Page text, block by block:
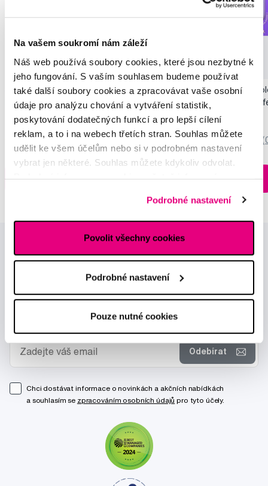
Na vašem soukromí nám záleží
Náš web používá soubory cookies, které jsou nezbytné k
jeho fungování. S vaším souhlasem budeme používat
také další soubory cookies a zpracovávat vaše osobní
údaje pro analýzu chování a vytváření statistik,
poskytování dodatečných funkcí a pro lepší cílení
reklam, a to i na webech třetích stran. Souhlas můžete
udělit ke všem účelům nebo si v podrobném nastavení
vybrat jen některé. Souhlas můžete kdykoliv odvolat.
Podrobné nastavení
Povolit všechny cookies
Podrobné nastavení
Pouze nutné cookies
Novinka
Akce
SMILLE Sonic Brush - Prémiový sonický
kartáček s kónickými vlákny SANGI, bílý
3 699 Kč
Do košíku
Skladem > 5 ks
Ihned na
Novinka
Pop Instant Teeth
pro okamžitý bělicí
259 Kč
Do košíku
Novinky a nabídky
Odebírat
Chci dostávat informace o novinkách a akčních nabídkách
a souhlasím se zpracováním osobních údajů pro tyto účely.